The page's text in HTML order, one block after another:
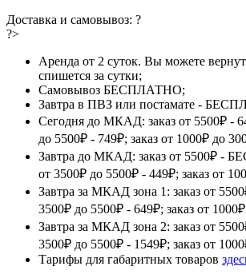
Доставка и самовывоз: ?
?>
Аренда от 2 суток. Вы можете
спишется за сутки;
Самовывоз БЕСПЛАТНО;
Завтра в ПВЗ или постамате -
Сегодня до МКАД: заказ от 5500₽ -
до 5500₽ - 749₽; заказ от 1000₽ до
Завтра до МКАД: заказ от 5500₽ -
от 3500₽ до 5500₽ - 449₽; заказ от
Завтра за МКАД зона 1: заказ от
3500₽ до 5500₽ - 649₽; заказ от
Завтра за МКАД зона 2: заказ от
3500₽ до 5500₽ - 1549₽; заказ от
Тарифы для габаритных товаров